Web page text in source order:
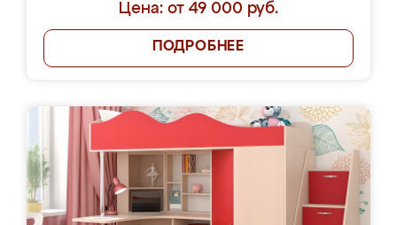
Цена: от 49 000 руб.
ПОДРОБНЕЕ